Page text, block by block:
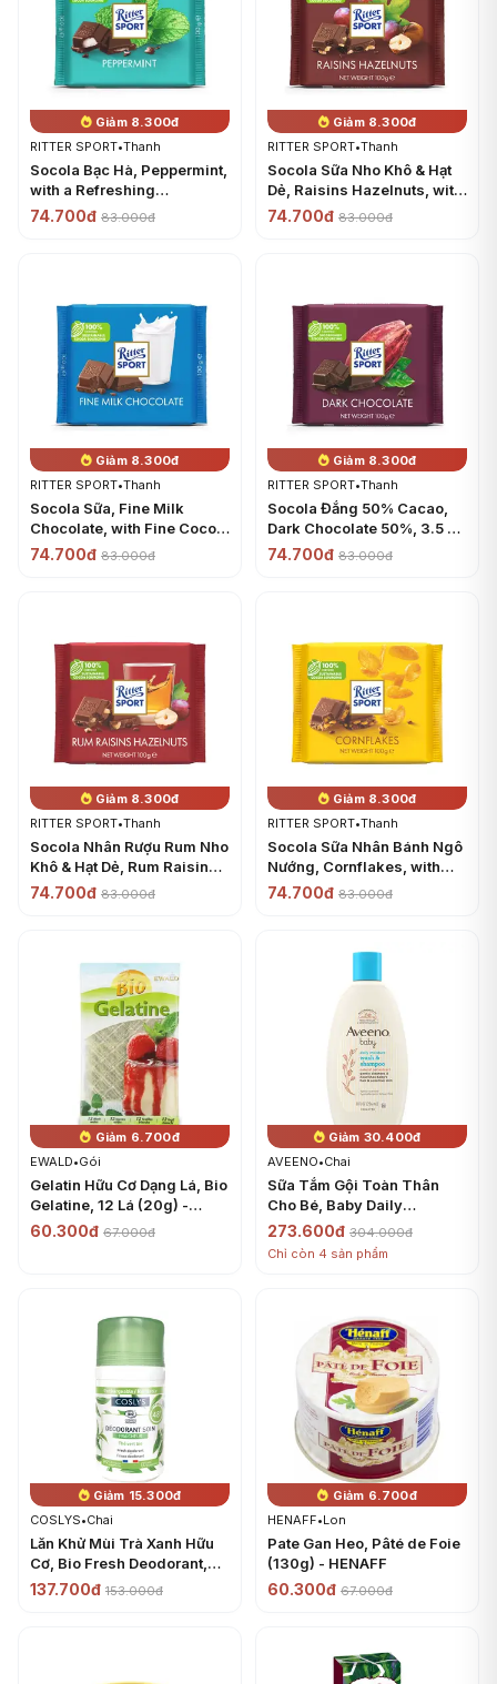
Giảm 8.300đ
RITTER SPORT•Thanh
Socola Bạc Hà, Peppermint,
with a Refreshing
Peppermint Filling, 3.5 oz
74.700đ 83.000đ
Giảm 8.300đ
RITTER SPORT•Thanh
Socola Sữa Nho Khô & Hạt
Dẻ, Raisins Hazelnuts, with
Sun-Ripened California
74.700đ 83.000đ
Giảm 8.300đ
RITTER SPORT•Thanh
Socola Sữa, Fine Milk
Chocolate, with Fine Cocoa
from Peru, 35% Cacao, 3.5
74.700đ 83.000đ
Giảm 8.300đ
RITTER SPORT•Thanh
Socola Đắng 50% Cacao,
Dark Chocolate 50%, 3.5 oz
(100g) - RITTER SPORT
74.700đ 83.000đ
Giảm 8.300đ
RITTER SPORT•Thanh
Socola Nhân Rượu Rum Nho
Khô & Hạt Dẻ, Rum Raisins
Hazelnuts, with Original
74.700đ 83.000đ
Giảm 8.300đ
RITTER SPORT•Thanh
Socola Sữa Nhân Bánh Ngô
Nướng, Cornflakes, with
Crispy Crunchy Cornflakes,
74.700đ 83.000đ
Giảm 6.700đ
EWALD•Gói
Gelatin Hữu Cơ Dạng Lá, Bio
Gelatine, 12 Lá (20g) -
EWALD
60.300đ 67.000đ
Giảm 30.400đ
AVEENO•Chai
Sữa Tắm Gội Toàn Thân
Cho Bé, Baby Daily
Moisture Wash & Shampoo,
Natural Oat Extracted, 8 fl
oz (236ml) - AVEENO
273.600đ 304.000đ
Chỉ còn 4 sản phẩm
Giảm 15.300đ
COSLYS•Chai
Lăn Khử Mùi Trà Xanh Hữu
Cơ, Bio Fresh Deodorant,
Green Tea (50ml) - COSLYS
137.700đ 153.000đ
Giảm 6.700đ
HENAFF•Lon
Pate Gan Heo, Pâté de Foie
(130g) - HENAFF
60.300đ 67.000đ